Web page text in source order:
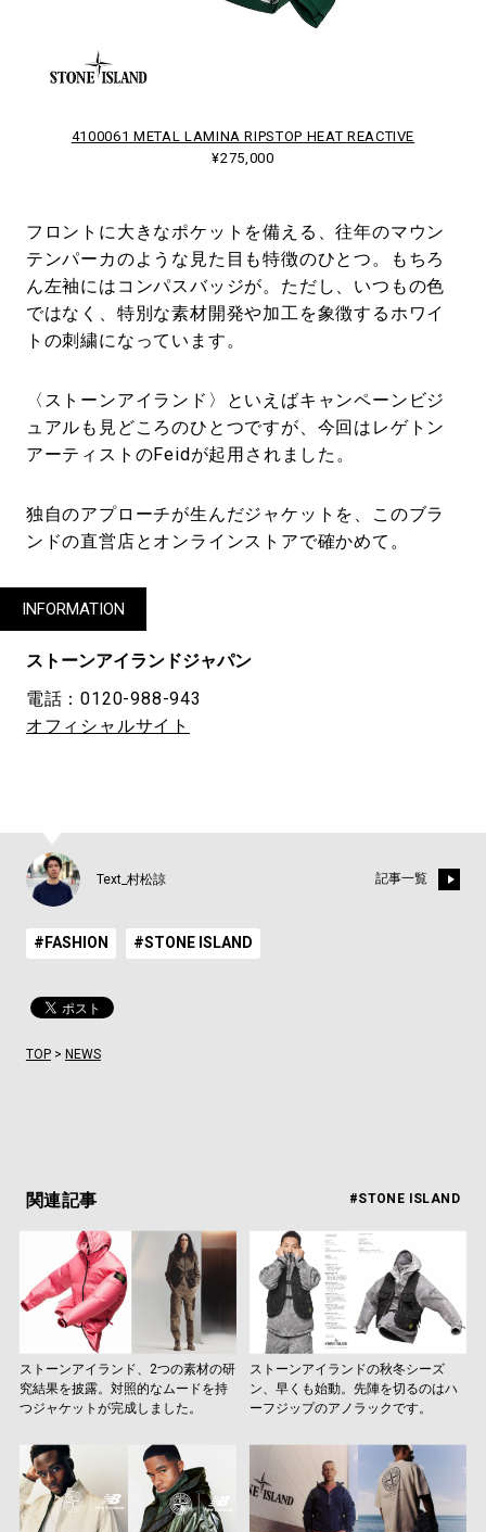
4100061 METAL LAMINA RIPSTOP HEAT REACTIVE
¥275,000
フロントに大きなポケットを備える、往年のマウン
テンパーカのような見た目も特徴のひとつ。もちろ
ん左袖にはコンパスバッジが。ただし、いつもの色
ではなく、特別な素材開発や加工を象徴するホワイ
トの刺繍になっています。
〈ストーンアイランド〉といえばキャンペーンビジ
ュアルも見どころのひとつですが、今回はレゲトン
アーティストのFeidが起用されました。
独自のアプローチが生んだジャケットを、このブラ
ンドの直営店とオンラインストアで確かめて。
INFORMATION
ストーンアイランドジャパン
電話：0120-988-943
オフィシャルサイト
Text_村松諒 記事一覧
#FASHION #STONE ISLAND
TOP> NEWS
関連記事 #STONE ISLAND
ストーンアイランド、2つの素材の研
究結果を披露。対照的なムードを持
つジャケットが完成しました。
ストーンアイランドの秋冬シーズ
ン、早くも始動。先陣を切るのはハ
ーフジップのアノラックです。